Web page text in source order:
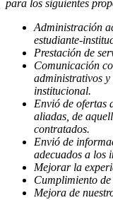
para los siguientes
Administración
estudiante-
Prestación de
Comunicación
administrativos y
institucional.
Envió de ofertas
aliadas, de
contratados.
Envió de
adecuados a los
Mejorar la
Cumplimiento
Mejora de